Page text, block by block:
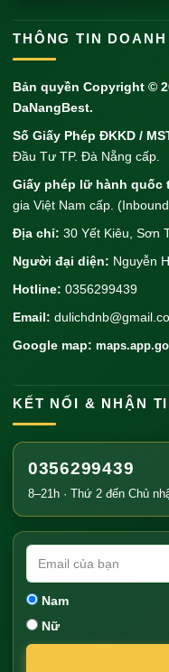
THÔNG TIN
Bản quyền Copyright ©
DaNangBest.
Số Giấy Phép ĐKKD /
Đầu Tư TP. Đà Nẵng cấp.
Giấy phép lữ hành quốc
gia Việt Nam cấp.
Địa chỉ: 30 Yết Kiêu, Sơn
Người đại diện: Nguyễn
Hotline: 0356299439
Email:
Google map:
KẾT NỐI & NHẬN
0356299439
8–21h · Thứ 2 đến Chủ
Nam
Nữ